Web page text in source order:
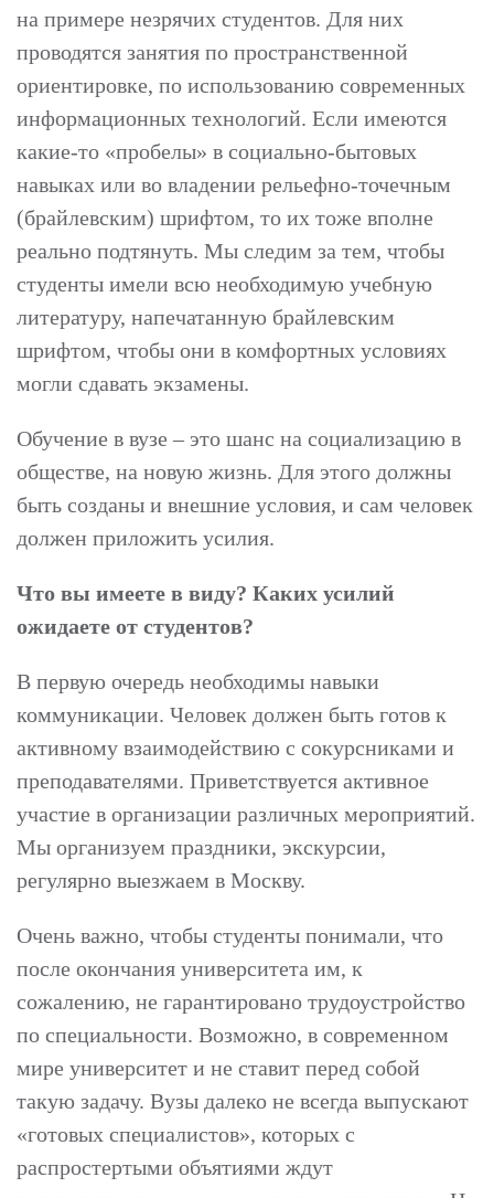
на примере незрячих студентов. Для них
проводятся занятия по пространственной
ориентировке, по использованию современных
информационных технологий. Если имеются
какие-то «пробелы» в социально-бытовых
навыках или во владении рельефно-точечным
(брайлевским) шрифтом, то их тоже вполне
реально подтянуть. Мы следим за тем, чтобы
студенты имели всю необходимую учебную
литературу, напечатанную брайлевским
шрифтом, чтобы они в комфортных условиях
могли сдавать экзамены.
Обучение в вузе – это шанс на социализацию в
обществе, на новую жизнь. Для этого должны
быть созданы и внешние условия, и сам человек
должен приложить усилия.
Что вы имеете в виду? Каких усилий
ожидаете от студентов?
В первую очередь необходимы навыки
коммуникации. Человек должен быть готов к
активному взаимодействию с сокурсниками и
преподавателями. Приветствуется активное
участие в организации различных мероприятий.
Мы организуем праздники, экскурсии,
регулярно выезжаем в Москву.
Очень важно, чтобы студенты понимали, что
после окончания университета им, к
сожалению, не гарантировано трудоустройство
по специальности. Возможно, в современном
мире университет и не ставит перед собой
такую задачу. Вузы далеко не всегда выпускают
«готовых специалистов», которых с
распростертыми объятиями ждут